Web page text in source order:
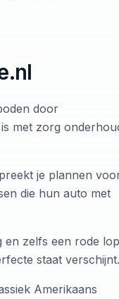
door
met zorg
je plannen
die hun auto met
en zelfs een rode
staat verschijnt.
Amerikaans